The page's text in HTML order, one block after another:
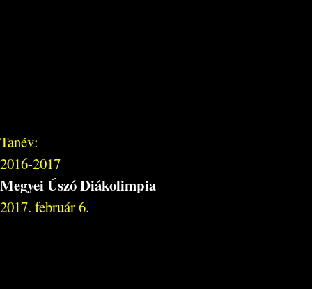
Tanév:
2016-2017
Megyei Úszó Diákolimpia
2017. február 6.